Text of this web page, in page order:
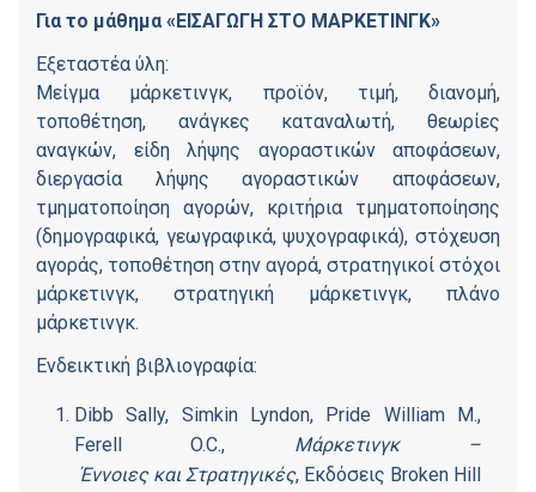
Για το μάθημα «ΕΙΣΑΓΩΓΗ ΣΤΟ ΜΑΡΚΕΤΙΝΓΚ»
Εξεταστέα ύλη:
Μείγμα μάρκετινγκ, προϊόν, τιμή, διανομή,
τοποθέτηση, ανάγκες καταναλωτή, θεωρίες
αναγκών, είδη λήψης αγοραστικών αποφάσεων,
διεργασία λήψης αγοραστικών αποφάσεων,
τμηματοποίηση αγορών, κριτήρια τμηματοποίησης
(δημογραφικά, γεωγραφικά, ψυχογραφικά), στόχευση
αγοράς, τοποθέτηση στην αγορά, στρατηγικοί στόχοι
μάρκετινγκ, στρατηγική μάρκετινγκ, πλάνο
μάρκετινγκ.
Ενδεικτική βιβλιογραφία:
Dibb Sally, Simkin Lyndon, Pride William M.,
Ferell O.C., Μάρκετινγκ–
Έννοιες και Στρατηγικές, Εκδόσεις Broken Hill